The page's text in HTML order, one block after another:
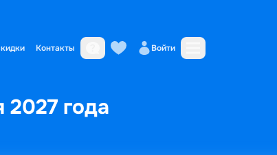
Контакты Войти
2027 года